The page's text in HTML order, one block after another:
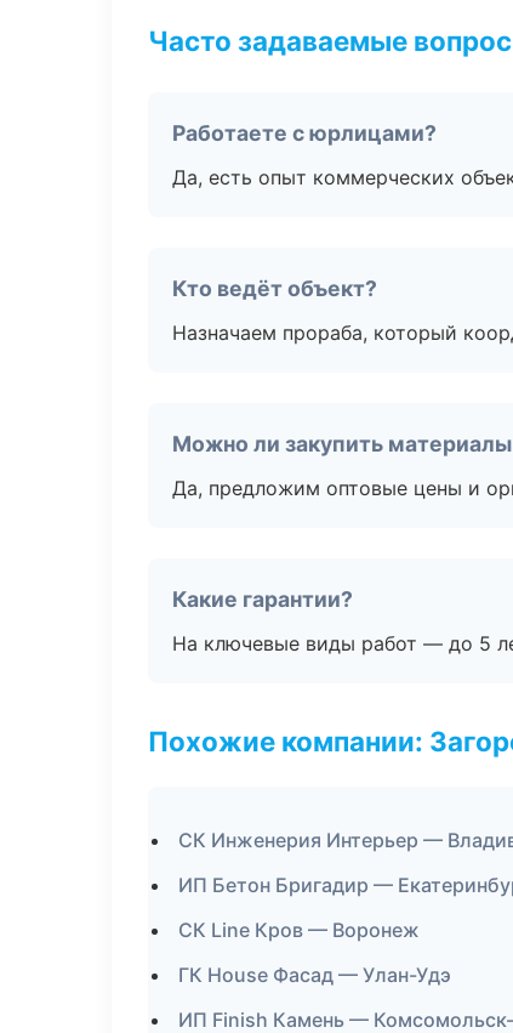
Часто задаваемые
Работаете с юрлицами?
Да, есть опыт коммерческих
Кто ведёт объект?
Назначаем прораба, который
Можно ли закупить материалы
Да, предложим оптовые цены и
Какие гарантии?
На ключевые виды работ — до 5
Похожие компании:
СК Инженерия Интерьер —
ИП Бетон Бригадир —
СК Line Кров — Воронеж
ГК House Фасад — Улан-Удэ
ИП Finish Камень —